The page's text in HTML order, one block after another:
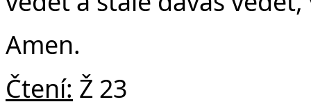
Amen.
Čtení: Ž 23